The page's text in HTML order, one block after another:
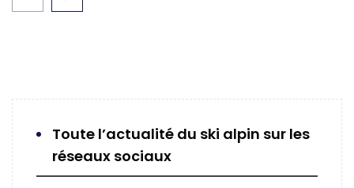
Toute l’actualité du ski alpin sur les
réseaux sociaux